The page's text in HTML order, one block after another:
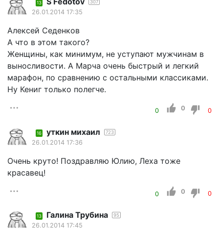
13 307
26.01.2014 17:35
Алексей Седенков
А что в этом такого?
Женщины, как минимум, не уступают мужчинам в
выносливости. А Марча очень быстрый и легкий
марафон, по сравнению с остальными классиками.
Ну Кениг только полегче.
0 0 0
16 уткин михаил 723
26.01.2014 17:36
Очень круто! Поздравляю Юлию, Леха тоже
красавец!
0 0 0
13 Галина Трубина 95
26.01.2014 17:45